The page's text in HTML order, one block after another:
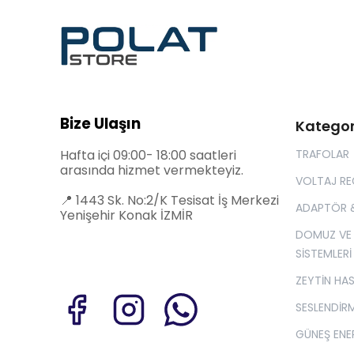
TRAFOLAR
VOLTAJ
ADAPTÖR
DOMUZ
SİSTEMLERİ
ZEYTİN
GÜNEŞ
Bize Ulaşın
Hafta içi 09:00- 18:00 saatleri
arasında hizmet vermekteyiz.
📍 1443 Sk. No:2/K Tesisat İş Merkezi
Yenişehir Konak İZMİR